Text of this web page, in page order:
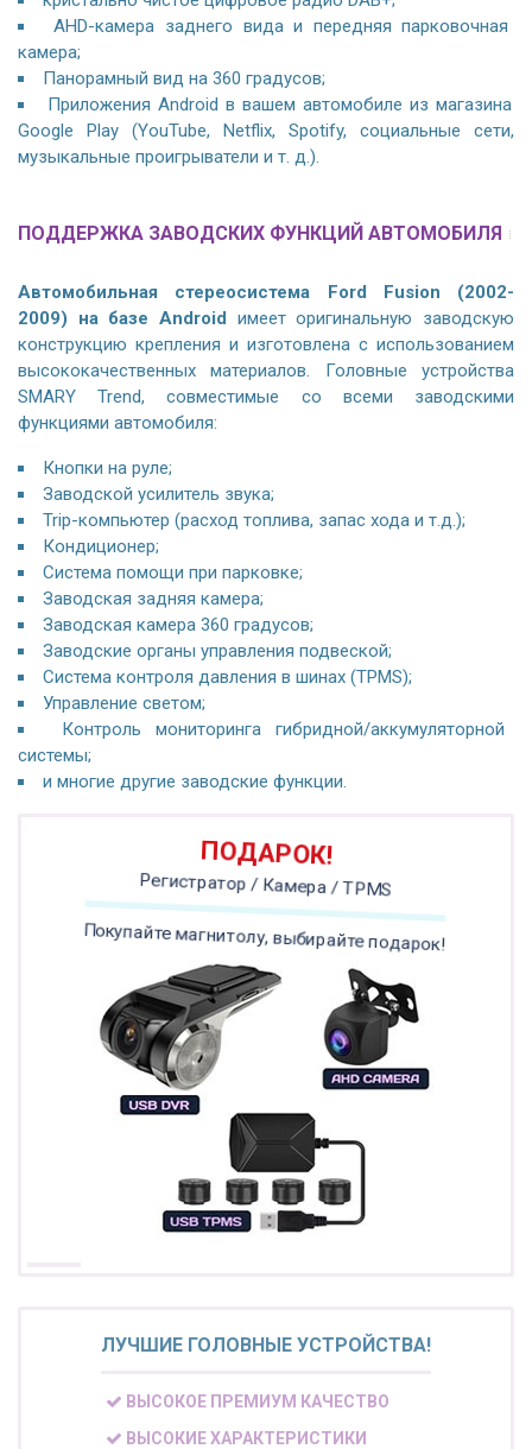
AHD-камера заднего вида и передняя парковочная
камера;
Панорамный вид на 360 градусов;
Приложения Android в вашем автомобиле из магазина
Google Play (YouTube, Netflix, Spotify, социальные сети,
музыкальные проигрыватели и т. д.).
ПОДДЕРЖКА ЗАВОДСКИХ ФУНКЦИЙ АВТОМОБИЛЯ
Автомобильная стереосистема Ford Fusion (2002-
2009) на базе Android имеет оригинальную заводскую
конструкцию крепления и изготовлена с использованием
высококачественных материалов. Головные устройства
SMARY Trend, совместимые со всеми заводскими
функциями автомобиля:
Кнопки на руле;
Заводской усилитель звука;
Trip-компьютер (расход топлива, запас хода и т.д.);
Кондиционер;
Система помощи при парковке;
Заводская задняя камера;
Заводская камера 360 градусов;
Заводские органы управления подвеской;
Система контроля давления в шинах (TPMS);
Управление светом;
Контроль мониторинга гибридной/аккумуляторной
системы;
и многие другие заводские функции.
ПОДАРОК!
Регистратор / Камера / TPMS
Покупайте магнитолу, выбирайте подарок!
ЛУЧШИЕ ГОЛОВНЫЕ УСТРОЙСТВА!
ВЫСОКОЕ ПРЕМИУМ КАЧЕСТВО
ВЫСОКИЕ ХАРАКТЕРИСТИКИ